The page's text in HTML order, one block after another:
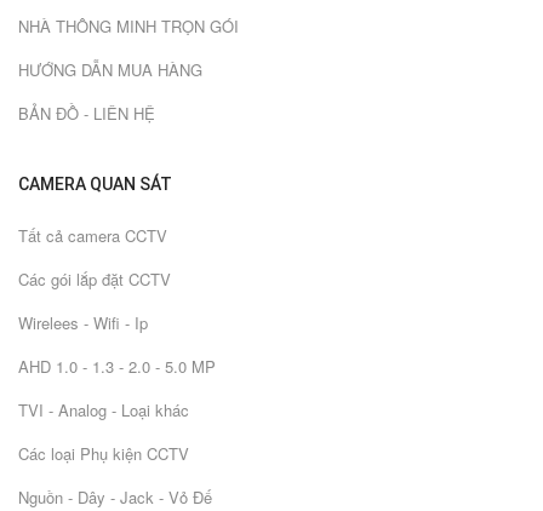
NHÀ THÔNG MINH TRỌN GÓI
HƯỚNG DẪN MUA HÀNG
BẢN ĐỒ - LIÊN HỆ
CAMERA QUAN SÁT
Tất cả camera CCTV
Các gói lắp đặt CCTV
Wirelees - Wifi - Ip
AHD 1.0 - 1.3 - 2.0 - 5.0 MP
TVI - Analog - Loại khác
Các loại Phụ kiện CCTV
Nguồn - Dây - Jack - Vỏ Đế